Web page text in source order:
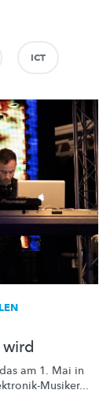
ICT
am 1. Mai in
Musiker...